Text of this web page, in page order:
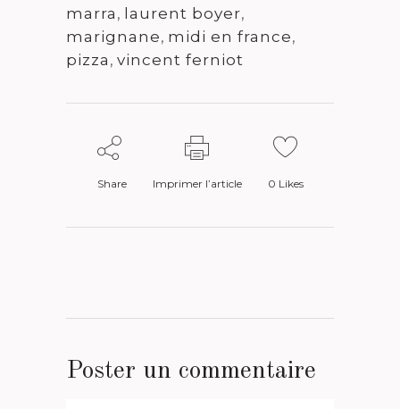
marra , laurent boyer,
marignane, midi en france,
pizza , vincent ferniot
Share Imprimer l’article 0 Likes
Poster un commentaire